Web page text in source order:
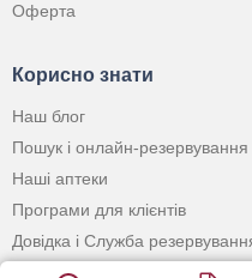
Оферта
Корисно знати
Наш блог
Пошук і онлайн-резервування
Наші аптеки
Програми для клієнтів
Довідка і Служба
Застосунок